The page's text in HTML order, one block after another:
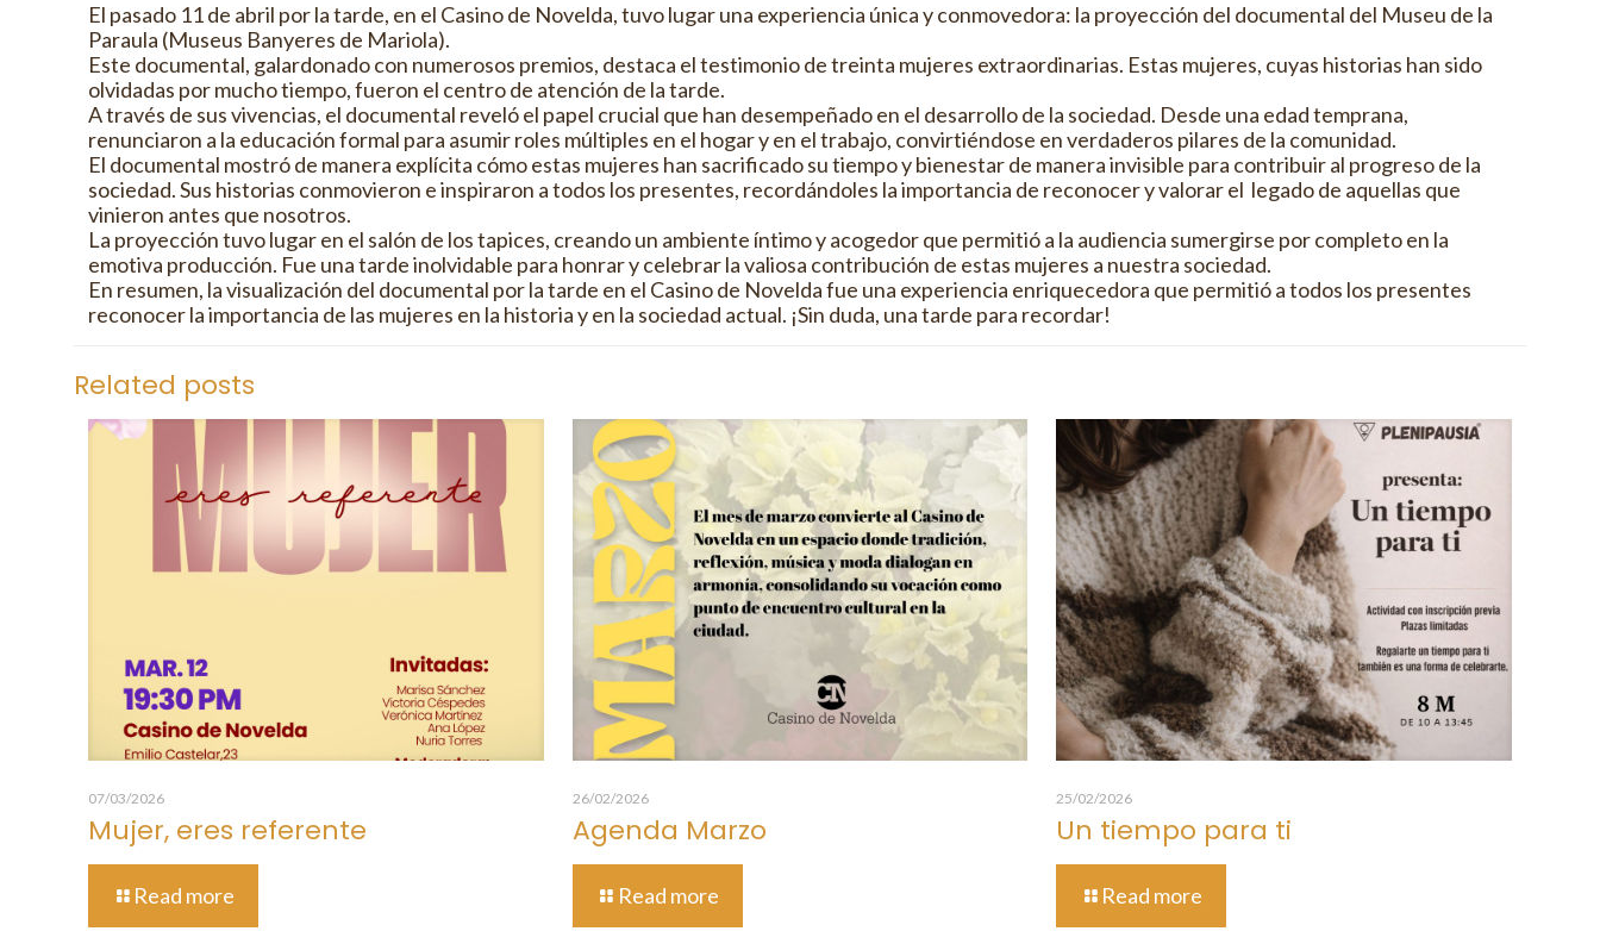
El pasado 11 de abril por la tarde, en el Casino de Novelda, tuvo lugar una experiencia única y conmovedora: la proyección del documental del Museu de la
Paraula (Museus Banyeres de Mariola).
Este documental, galardonado con numerosos premios, destaca el testimonio de treinta mujeres extraordinarias. Estas mujeres, cuyas historias han sido
olvidadas por mucho tiempo, fueron el centro de atención de la tarde.
A través de sus vivencias, el documental reveló el papel crucial que han desempeñado en el desarrollo de la sociedad. Desde una edad temprana,
renunciaron a la educación formal para asumir roles múltiples en el hogar y en el trabajo, convirtiéndose en verdaderos pilares de la comunidad.
El documental mostró de manera explícita cómo estas mujeres han sacrificado su tiempo y bienestar de manera invisible para contribuir al progreso de la
sociedad. Sus historias conmovieron e inspiraron a todos los presentes, recordándoles la importancia de reconocer y valorar el legado de aquellas que
vinieron antes que nosotros.
La proyección tuvo lugar en el salón de los tapices, creando un ambiente íntimo y acogedor que permitió a la audiencia sumergirse por completo en la
emotiva producción. Fue una tarde inolvidable para honrar y celebrar la valiosa contribución de estas mujeres a nuestra sociedad.
En resumen, la visualización del documental por la tarde en el Casino de Novelda fue una experiencia enriquecedora que permitió a todos los presentes
reconocer la importancia de las mujeres en la historia y en la sociedad actual. ¡Sin duda, una tarde para recordar!
Related posts
07/03/2026
Mujer, eres referente
Read more
26/02/2026
Agenda Marzo
Read more
25/02/2026
Un tiempo para ti
Read more